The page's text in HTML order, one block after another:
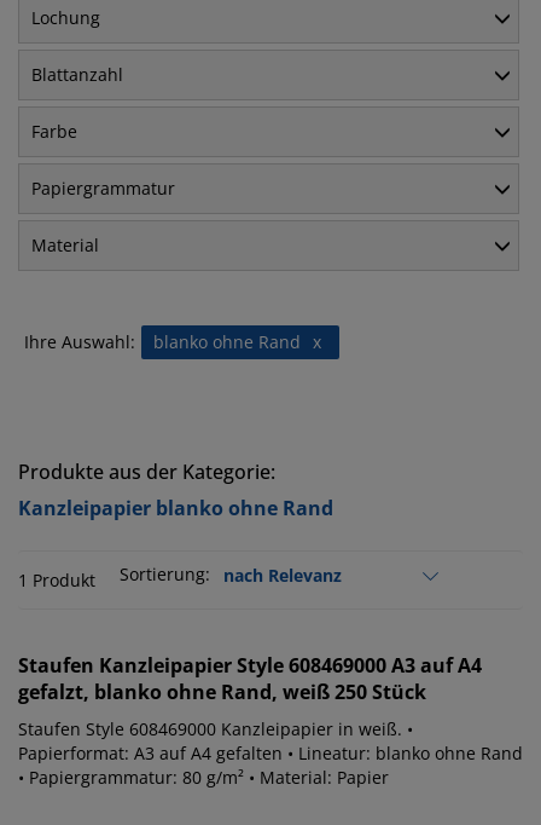
Lochung
Blattanzahl
Farbe
Papiergrammatur
Material
Ihre Auswahl: x
blanko ohne Rand
Produkte aus der Kategorie:
Kanzleipapier blanko ohne Rand
1 Produkt Sortierung:
Staufen Kanzleipapier Style 608469000 A3 auf A4
gefalzt, blanko ohne Rand, weiß 250 Stück
Staufen Style 608469000 Kanzleipapier in weiß. •
Papierformat: A3 auf A4 gefalten • Lineatur: blanko ohne Rand
• Papiergrammatur: 80 g/m² • Material: Papier